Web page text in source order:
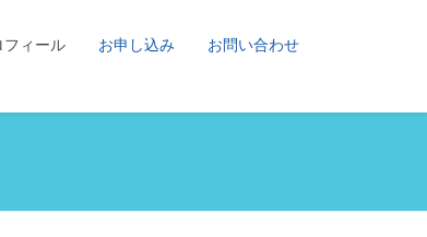
フィール お申し込み お問い合わせ